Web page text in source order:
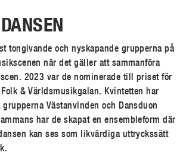
tongivande och nyskapande grupperna på
när det gäller att sammanföra
2023 var de nominerade till priset för
& Världsmusikgalan. Kvintetten har
Västanvinden och Dansduon
har de skapat en ensembleform där
kan ses som likvärdiga uttryckssätt